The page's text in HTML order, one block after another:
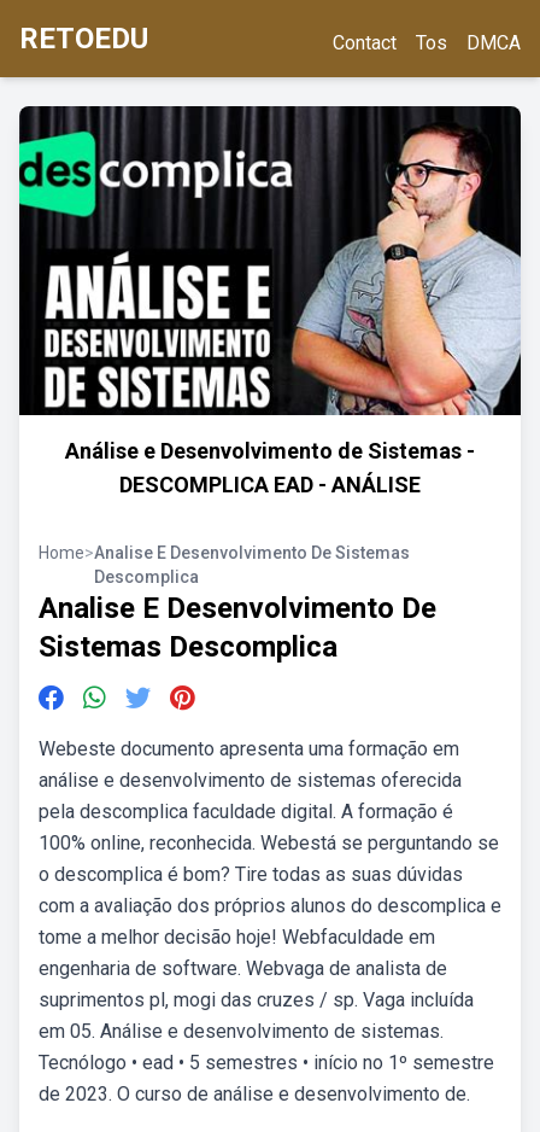
RETOEDU Contact Tos DMCA
Análise e Desenvolvimento de Sistemas -
DESCOMPLICA EAD - ANÁLISE
Home>Analise E Desenvolvimento De Sistemas
Descomplica
Analise E Desenvolvimento De
Sistemas Descomplica
Webeste documento apresenta uma formação em
análise e desenvolvimento de sistemas oferecida
pela descomplica faculdade digital. A formação é
100% online, reconhecida. Webestá se perguntando se
o descomplica é bom? Tire todas as suas dúvidas
com a avaliação dos próprios alunos do descomplica e
tome a melhor decisão hoje! Webfaculdade em
engenharia de software. Webvaga de analista de
suprimentos pl, mogi das cruzes / sp. Vaga incluída
em 05. Análise e desenvolvimento de sistemas.
Tecnólogo • ead • 5 semestres • início no 1º semestre
de 2023. O curso de análise e desenvolvimento de.